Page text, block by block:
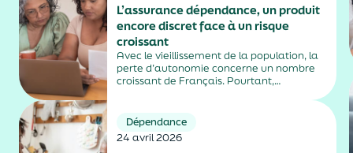
L’assurance dépendance, un produit
encore discret face à un risque
croissant
Avec le vieillissement de la population, la
perte d’autonomie concerne un nombre
croissant de Français. Pourtant,
reste encore confidentielle.
Dépendance
24 avril 2026